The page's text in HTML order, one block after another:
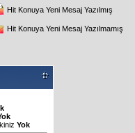
Hit Konuya Yeni Mesaj Yazılmış
Hit Konuya Yeni Mesaj Yazılmamış
Yok